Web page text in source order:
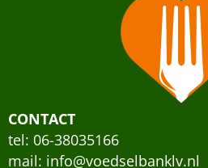
CONTACT
tel: 06-38035166
mail: info@voedselbanklv.nl